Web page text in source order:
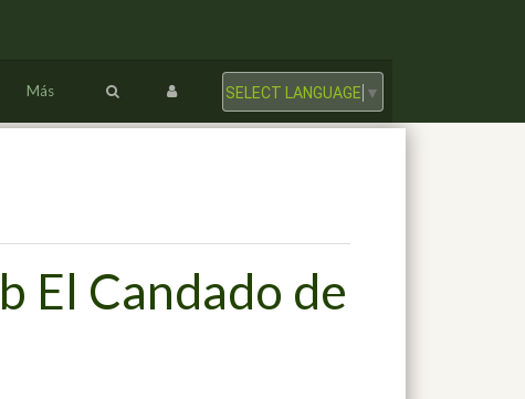
Más SELECT LANGUAGE ▼
El Candado de